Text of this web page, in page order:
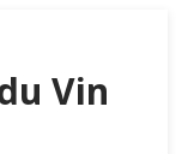
Vin